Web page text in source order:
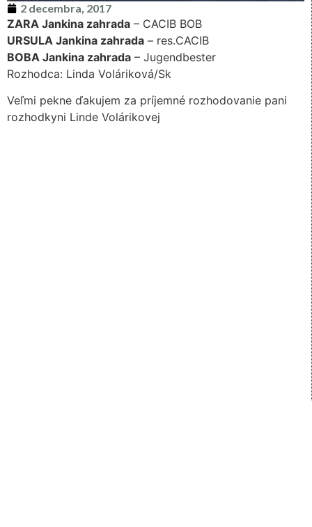
2 decembra, 2017
ZARA Jankina zahrada – CACIB BOB
URSULA Jankina zahrada – res.CACIB
BOBA Jankina zahrada – Jugendbester
Rozhodca: Linda Voláriková/Sk
Veľmi pekne ďakujem za príjemné rozhodovanie pani
rozhodkyni Linde Volárikovej